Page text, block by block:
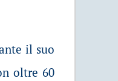
il suo
oltre 60